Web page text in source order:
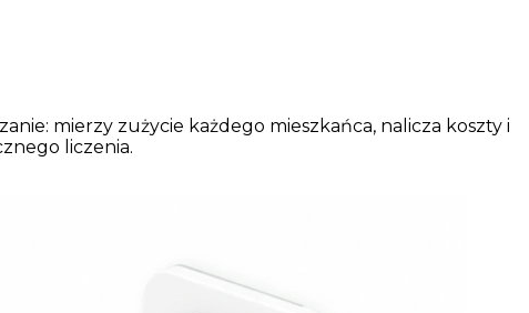
mierzy zużycie każdego mieszkańca, nalicza koszty i
liczenia.